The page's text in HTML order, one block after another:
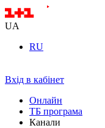
UA
RU
Вхід в кабінет
Онлайн
ТБ програма
Канали